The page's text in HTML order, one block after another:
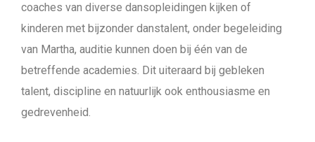
coaches van diverse dansopleidingen kijken of
kinderen met bijzonder danstalent, onder begeleiding
van Martha, auditie kunnen doen bij één van de
betreffende academies. Dit uiteraard bij gebleken
talent, discipline en natuurlijk ook enthousiasme en
gedrevenheid.